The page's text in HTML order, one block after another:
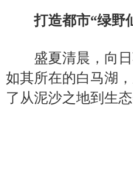
打造都市“绿野
盛夏清晨，向日
如其所在的白马湖
了从泥沙之地到生